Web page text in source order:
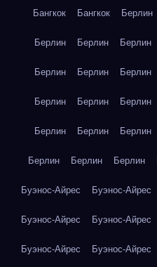
Бангкок Бангкок Берлин
Берлин Берлин Берлин
Берлин Берлин Берлин
Берлин Берлин Берлин
Берлин Берлин Берлин
Берлин Берлин Берлин
Буэнос-Айрес Буэнос-Айрес
Буэнос-Айрес Буэнос-Айрес
Буэнос-Айрес Буэнос-Айрес